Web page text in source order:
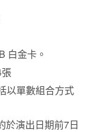
白金卡。
以單數組合方式
於演出日期前7日